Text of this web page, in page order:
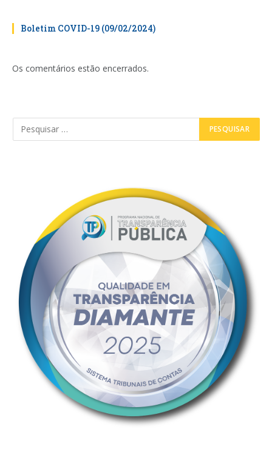
Boletim COVID-19 (09/02/2024)
Os comentários estão encerrados.